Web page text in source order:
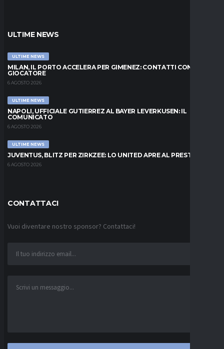
ULTIME NEWS
ULTIME NEWS
MILAN, IL PORTO ACCELERA PER GIMENEZ: CONTATTI CON IL
GIOCATORE
6 AGOSTO 2026
ULTIME NEWS
NAPOLI, UFFICIALE GUTIERREZ AL BAYER LEVERKUSEN: IL
COMUNICATO
6 AGOSTO 2026
ULTIME NEWS
JUVENTUS, BLITZ PER ZIRKZEE: LO UNITED APRE AL PRESTITO
6 AGOSTO 2026
CONTATTACI
Vuoi diventare nostro sponsor? Contattaci!